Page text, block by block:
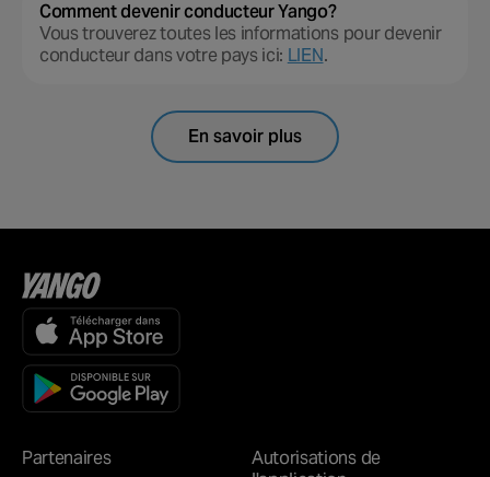
Comment devenir conducteur Yango?
Vous trouverez toutes les informations pour devenir
conducteur dans votre pays ici: LIEN.
En savoir plus
Partenaires
Autorisations de